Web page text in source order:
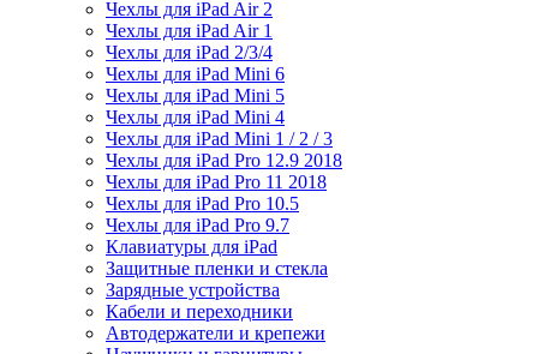
Чехлы для iPad Air 2
Чехлы для iPad Air 1
Чехлы для iPad 2/3/4
Чехлы для iPad Mini 6
Чехлы для iPad Mini 5
Чехлы для iPad Mini 4
Чехлы для iPad Mini 1 / 2 / 3
Чехлы для iPad Pro 12.9 2018
Чехлы для iPad Pro 11 2018
Чехлы для iPad Pro 10.5
Чехлы для iPad Pro 9.7
Клавиатуры для iPad
Защитные пленки и стекла
Зарядные устройства
Кабели и переходники
Автодержатели и крепежи